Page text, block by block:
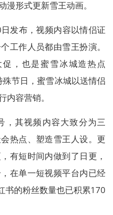
漫形式更新雪王动画。
发布，视频内容以情侣证
工作人员都由雪王扮演。
促，也是蜜雪冰城造热点
节日，蜜雪冰城以送情侣
内容营销。
，其视频内容大致分为三
热点、塑造雪王人设。更
有短时间内做到了日更，
在单一短视频平台内已经
书的粉丝数量也已积累170